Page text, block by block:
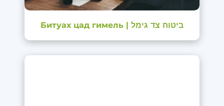
Битуах цад гимель | ביטוח צד גימל